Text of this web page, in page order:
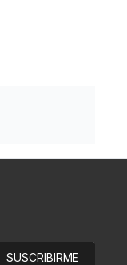
SUSCRIBIRME